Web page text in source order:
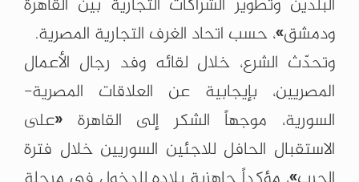
ودمشق»، حسب اتحاد الغرف التجارية المصرية.
وتحدّث الشرع، خلال لقائه وفد رجال الأعمال
المصريين، بإيجابية عن العلاقات المصرية-
السورية، موجهاً الشكر إلى القاهرة «على
الاستقبال الحافل للاجئين السوريين خلال فترة